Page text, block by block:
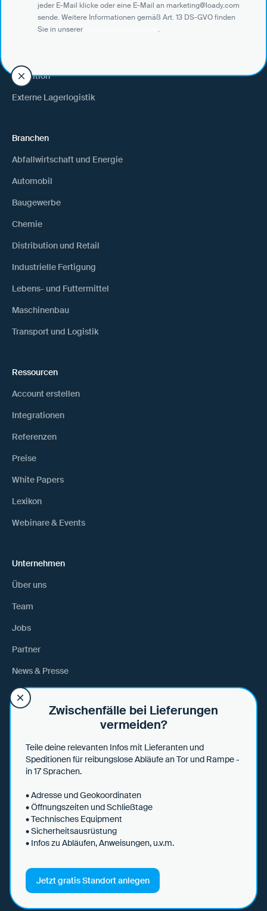
Use Cases
Verlader
Spedition
Externe Lagerlogistik
Branchen
Abfallwirtschaft und Energie
Automobil
Baugewerbe
Chemie
Distribution und Retail
Industrielle Fertigung
Lebens- und Futtermittel
Maschinenbau
Transport und Logistik
Ressourcen
Account erstellen
Integrationen
Referenzen
Preise
White Papers
Lexikon
Webinare & Events
Unternehmen
Über uns
Team
Jobs
Partner
News & Presse
Anfahrt
Hilfe & Tipps
Datensicherheit
© 2026 Loady. All rights reserved.
AGBs
Datenschutzerklärung
Zwischenfälle bei Lieferungen
vermeiden?
Teile deine relevanten Infos mit Lieferanten und
Speditionen für reibungslose Abläufe an Tor und Rampe -
in 17 Sprachen.
• Adresse und Geokoordinaten
• Öffnungszeiten und Schließtage
• Technisches Equipment
• Sicherheitsausrüstung
• Infos zu Abläufen, Anweisungen, u.v.m.
Jetzt gratis Standort anlegen
jeder E-Mail klicke oder eine E-Mail an marketing@loady.com
sende. Weitere Informationen gemäß Art. 13 DS-GVO finden
Sie in unserer
.